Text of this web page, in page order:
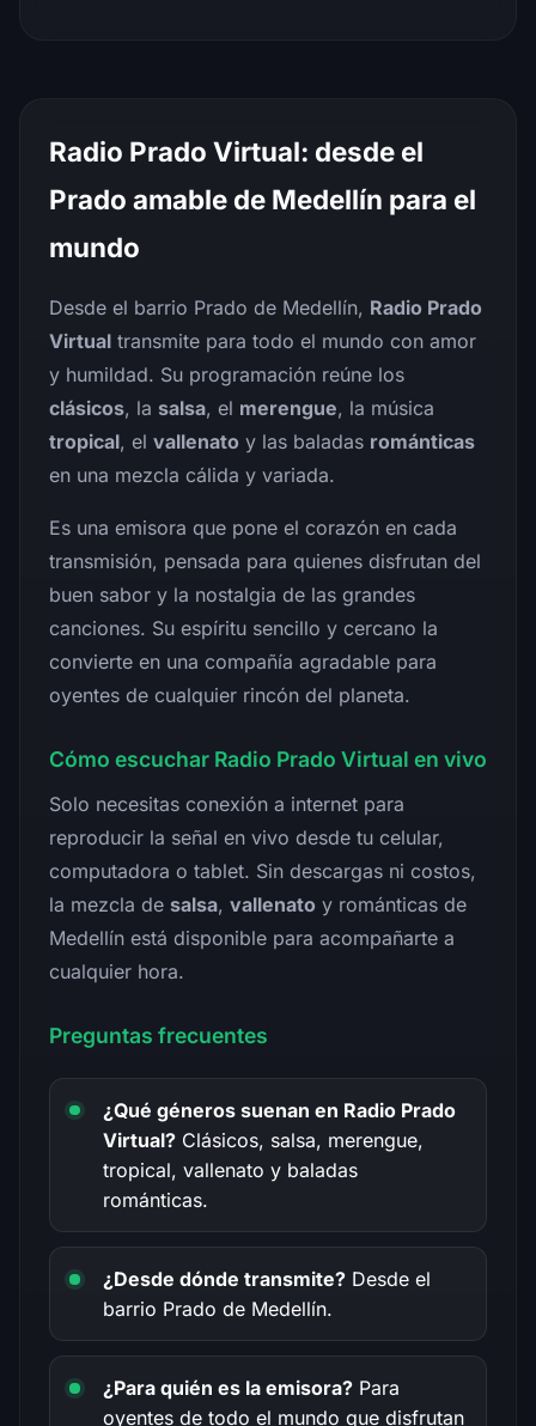
Radio Prado Virtual: desde el
Prado amable de Medellín para el
mundo
Desde el barrio Prado de Medellín, Radio Prado
Virtual transmite para todo el mundo con amor
y humildad. Su programación reúne los
clásicos, la salsa, el merengue, la música
tropical, el vallenato y las baladas románticas
en una mezcla cálida y variada.
Es una emisora que pone el corazón en cada
transmisión, pensada para quienes disfrutan del
buen sabor y la nostalgia de las grandes
canciones. Su espíritu sencillo y cercano la
convierte en una compañía agradable para
oyentes de cualquier rincón del planeta.
Cómo escuchar Radio Prado Virtual en vivo
Solo necesitas conexión a internet para
reproducir la señal en vivo desde tu celular,
computadora o tablet. Sin descargas ni costos,
la mezcla de salsa, vallenato y románticas de
Medellín está disponible para acompañarte a
cualquier hora.
Preguntas frecuentes
¿Qué géneros suenan en Radio Prado
Virtual? Clásicos, salsa, merengue,
tropical, vallenato y baladas
románticas.
¿Desde dónde transmite? Desde el
barrio Prado de Medellín.
¿Para quién es la emisora? Para
oyentes de todo el mundo que disfrutan